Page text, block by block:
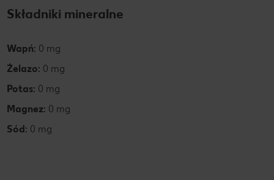
Składniki mineralne
Wapń: 0 mg
Żelazo: 0 mg
Potas: 0 mg
Magnez: 0 mg
Sód: 0 mg